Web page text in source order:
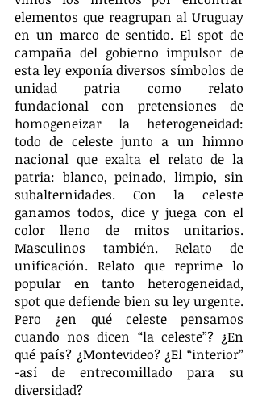
elementos que reagrupan al Uruguay
en un marco de sentido. El spot de
campaña del gobierno impulsor de
esta ley exponía diversos símbolos de
unidad patria como relato
fundacional con pretensiones de
homogeneizar la heterogeneidad:
todo de celeste junto a un himno
nacional que exalta el relato de la
patria: blanco, peinado, limpio, sin
subalternidades. Con la celeste
ganamos todos, dice y juega con el
color lleno de mitos unitarios.
Masculinos también. Relato de
unificación. Relato que reprime lo
popular en tanto heterogeneidad,
spot que defiende bien su ley urgente.
Pero ¿en qué celeste pensamos
cuando nos dicen “la celeste”? ¿En
qué país? ¿Montevideo? ¿El “interior”
-así de entrecomillado para su
diversidad?